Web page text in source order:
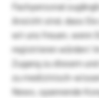
Fachpersonal
Ansicht sind, dass
wir uns freuen, wenn
registrieren würden!
Zugang zu diesem
zu medizinisch-
News, spannende